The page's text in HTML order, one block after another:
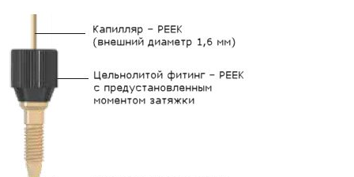
Цельнолитые фитинги из PEEK с
разноцветными колпачками
Заглушки из PEEK
Переходники Runze из PEEK с внутренней
резьбой
Фитинги Runze из PP, PTFE, PPS и других
полимерных материалов